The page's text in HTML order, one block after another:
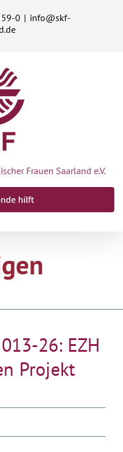
0 | info@skf-
Frauen Saarland e.V.
hilft
26: EZH
Projekt